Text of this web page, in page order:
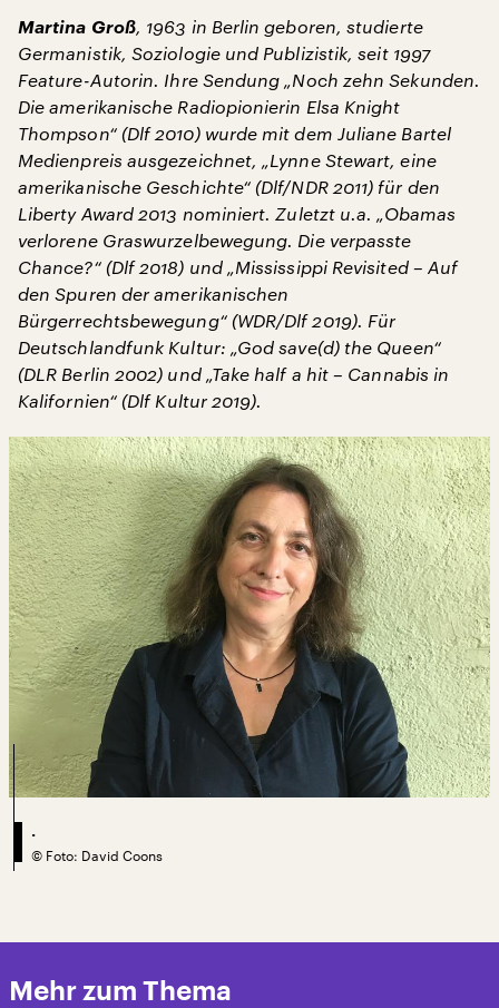
Martina Groß, 1963 in Berlin geboren, studierte
Germanistik, Soziologie und Publizistik, seit 1997
Feature-Autorin. Ihre Sendung „Noch zehn Sekunden.
Die amerikanische Radiopionierin Elsa Knight
Thompson“ (Dlf 2010) wurde mit dem Juliane Bartel
Medienpreis ausgezeichnet, „Lynne Stewart, eine
amerikanische Geschichte“ (Dlf/NDR 2011) für den
Liberty Award 2013 nominiert. Zuletzt u.a. „Obamas
verlorene Graswurzelbewegung. Die verpasste
Chance?“ (Dlf 2018) und „Mississippi Revisited – Auf
den Spuren der amerikanischen
Bürgerrechtsbewegung“ (WDR/Dlf 2019). Für
Deutschlandfunk Kultur: „God save(d) the Queen“
(DLR Berlin 2002) und „Take half a hit – Cannabis in
Kalifornien“ (Dlf Kultur 2019).
.
© Foto: David Coons
Mehr zum Thema